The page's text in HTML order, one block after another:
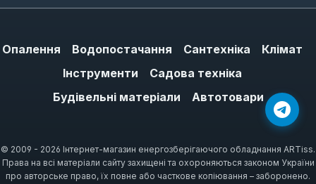
Опалення Водопостачання Сантехніка
Клімат
Інструменти
Садова техніка
Будівельні матеріали
Автотовари
© 2009 - 2026 Інтернет-магазин енергозберігаючого обладнання ARTiss.
Права на всі матеріали сайту захищені та охороняються законом України
про авторське право, їх повне або часткове копіювання – заборонено.